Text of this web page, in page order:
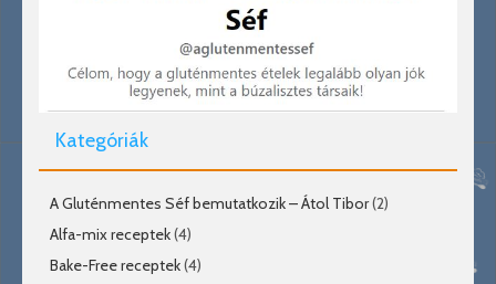
Kategóriák
A Gluténmentes Séf bemutatkozik – Átol Tibor(2)
Alfa-mix receptek(4)
Bake-Free receptek(4)